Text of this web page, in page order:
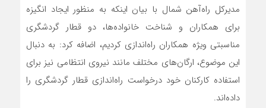
مدیرکل راه‌آهن شمال با بیان اینکه به منظور ایجاد انگیزه
برای همکاران و شناخت خانواده‌ها، دو قطار گردشگری
مناسبتی ویژه همکاران راه‌اندازی کردیم، اضافه کرد: به دنبال
این موضوع، ارگان‌های مختلف مانند نیروی انتظامی نیز برای
استفاده کارکنان خود درخواست راه‌اندازی قطار گردشگری را
داده‌اند.